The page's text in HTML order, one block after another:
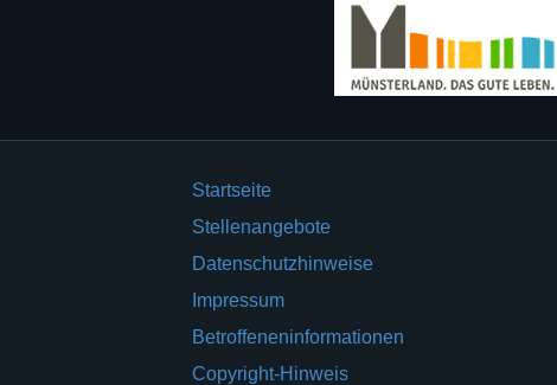
Startseite
Stellenangebote
Datenschutzhinweise
Impressum
Betroffeneninformationen
Copyright-Hinweis